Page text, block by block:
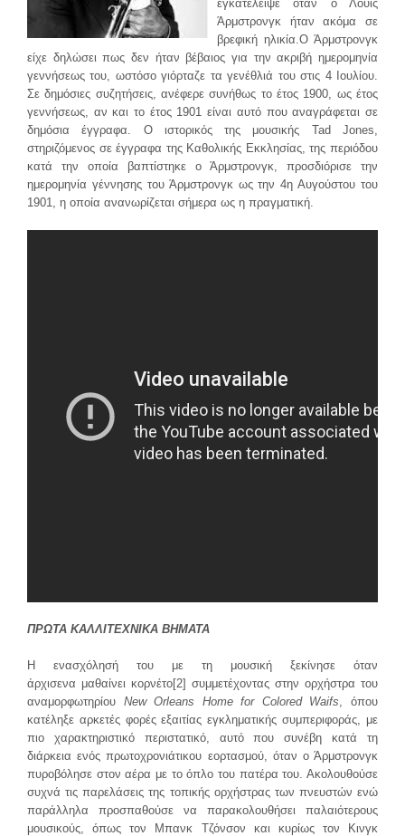
εγκατέλειψε όταν ο Λούις
Άρμστρονγκ ήταν ακόμα σε
βρεφική ηλικία.Ο Άρμστρονγκ
είχε δηλώσει πως δεν ήταν βέβαιος για την ακριβή ημερομηνία
γεννήσεως του, ωστόσο γιόρταζε τα γενέθλιά του στις 4 Ιουλίου.
Σε δημόσιες συζητήσεις, ανέφερε συνήθως το έτος 1900, ως έτος
γεννήσεως, αν και το έτος 1901 είναι αυτό που αναγράφεται σε
δημόσια έγγραφα. Ο ιστορικός της μουσικής Tad Jones,
στηριζόμενος σε έγγραφα της Καθολικής Εκκλησίας, της περιόδου
κατά την οποία βαπτίστηκε ο Άρμστρονγκ, προσδιόρισε την
ημερομηνία γέννησης του Άρμστρονγκ ως την 4η Αυγούστου του
1901, η οποία ανανωρίζεται σήμερα ως η πραγματική.
ΠΡΩΤΑ ΚΑΛΛΙΤΕΧΝΙΚΑ ΒΗΜΑΤΑ
Η ενασχόλησή του με τη μουσική ξεκίνησε όταν
άρχισενα μαθαίνει κορνέτο[2] συμμετέχοντας στην ορχήστρα του
αναμορφωτηρίου New Orleans Home fοr Colored Waifs , όπου
κατέληξε αρκετές φορές εξαιτίας εγκληματικής συμπεριφοράς, με
πιο χαρακτηριστικό περιστατικό, αυτό που συνέβη κατά τη
διάρκεια ενός πρωτοχρονιάτικου εορτασμού, όταν ο Άρμστρονγκ
πυροβόλησε στον αέρα με το όπλο του πατέρα του. Ακολουθούσε
συχνά τις παρελάσεις της τοπικής ορχήστρας των πνευστών ενώ
παράλληλα προσπαθούσε να παρακολουθήσει παλαιότερους
μουσικούς, όπως τον Μπανκ Τζόνσον και κυρίως τον Κινγκ